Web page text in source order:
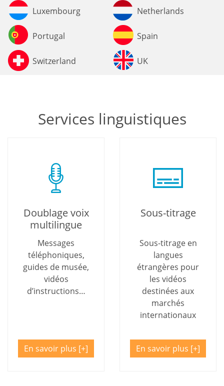
Luxembourg Netherlands
Portugal Spain
Switzerland UK
Services linguistiques
Doublage voix
multilingue
Messages
téléphoniques,
guides de musée,
vidéos
d’instructions…
En savoir plus
Sous-titrage
Sous-titrage en
langues
étrangères pour
les vidéos
destinées aux
marchés
internationaux
En savoir plus